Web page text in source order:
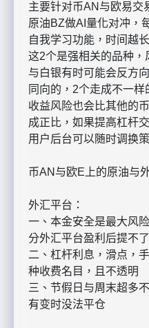
主要针对币AN与欧易交
原油BZ做AI量化对冲，
自我学习功能，时间越
这2个是强相关的品种
与白银有时可能会反方
同向的，2个走成不一样
收益风险也会比其他的
成正比，如果提高杠杆
用户后台可以随时调换
币AN与欧E上的原油与
外汇平台：
一、本金安全是最大风
分外汇平台盈利后提不
二、杠杆利息，滑点，
种收费名目，且不透明
三、节假日与周末超多
有变时没法平仓